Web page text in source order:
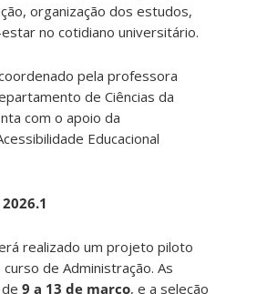
organização dos estudos,
no cotidiano universitário.
pela professora
de Ciências da
com o apoio da
Educacional
realizado um projeto piloto
de Administração. As
de9 a 13 de março, e a seleção